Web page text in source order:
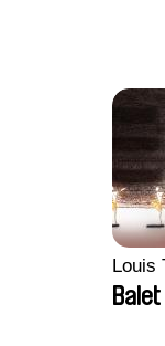
Louis
Balet